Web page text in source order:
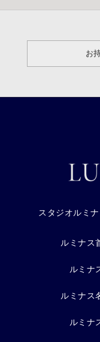
お
スタジオルミナ
ルミナス
ルミナ
ルミナス
ルミナ